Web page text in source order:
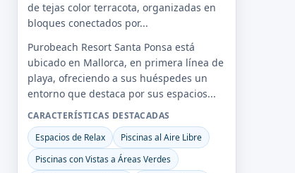
de tejas color terracota, organizadas en
bloques conectados por...
Purobeach Resort Santa Ponsa está
ubicado en Mallorca, en primera línea de
playa, ofreciendo a sus huéspedes un
entorno que destaca por sus espacios...
CARACTERÍSTICAS DESTACADAS
Espacios de Relax
Piscinas al Aire Libre
Piscinas con Vistas a Áreas Verdes